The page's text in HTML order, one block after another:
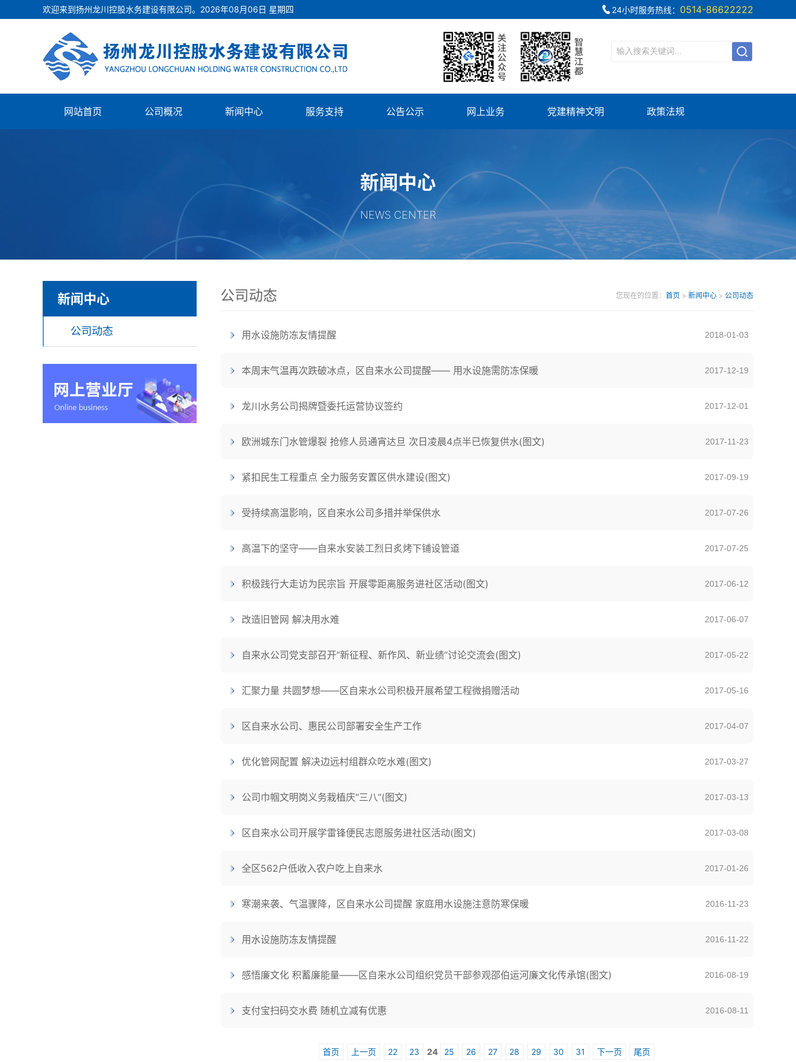
欢迎来到扬州龙川控股水务建设有限公司。 2026年08月06日 星期四 24小时服务热线： 0514-86622222
网站首页 公司概况 新闻中心 服务支持 公告公示 网上业务 党建精神文明 政策法规
新闻中心
NEWS CENTER
新闻中心
公司动态
您现在的位置： 首页 > 新闻中心 > 公司动态
公司动态
2018-01-03
用水设施防冻友情提醒
2017-12-19
本周末气温再次跌破冰点，区自来水公司提醒—— 用水设施需防冻保暖
2017-12-01
龙川水务公司揭牌暨委托运营协议签约
2017-11-23
欧洲城东门水管爆裂 抢修人员通宵达旦 次日凌晨4点半已恢复供水(图文)
2017-09-19
紧扣民生工程重点 全力服务安置区供水建设(图文)
2017-07-26
受持续高温影响，区自来水公司多措并举保供水
2017-07-25
高温下的坚守——自来水安装工烈日炙烤下铺设管道
2017-06-12
积极践行大走访为民宗旨 开展零距离服务进社区活动(图文)
2017-06-07
改造旧管网 解决用水难
2017-05-22
自来水公司党支部召开“新征程、新作风、新业绩”讨论交流会(图文)
2017-05-16
汇聚力量 共圆梦想——区自来水公司积极开展希望工程微捐赠活动
2017-04-07
区自来水公司、惠民公司部署安全生产工作
2017-03-27
优化管网配置 解决边远村组群众吃水难(图文)
2017-03-13
公司巾帼文明岗义务栽植庆“三八”(图文)
2017-03-08
区自来水公司开展学雷锋便民志愿服务进社区活动(图文)
2017-01-26
全区562户低收入农户吃上自来水
2016-11-23
寒潮来袭、气温骤降，区自来水公司提醒 家庭用水设施注意防寒保暖
2016-11-22
用水设施防冻友情提醒
2016-08-19
感悟廉文化 积蓄廉能量——区自来水公司组织党员干部参观邵伯运河廉文化传承馆(图文)
2016-08-11
支付宝扫码交水费 随机立减有优惠
首页 上一页 22 23 24 25 26 27 28 29 30 31 下一页 尾页